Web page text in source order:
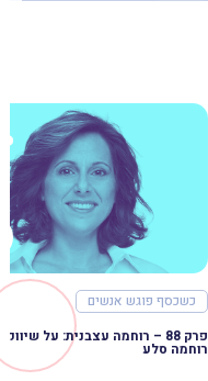
כשכסף פוגש אנשים
רוחמה סלע